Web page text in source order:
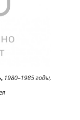
1980–1985 годы,